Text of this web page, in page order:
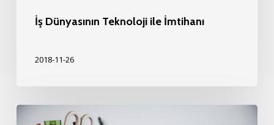
İş Dünyasının Teknoloji ile İmtihanı
2018-11-26
Teknoloji